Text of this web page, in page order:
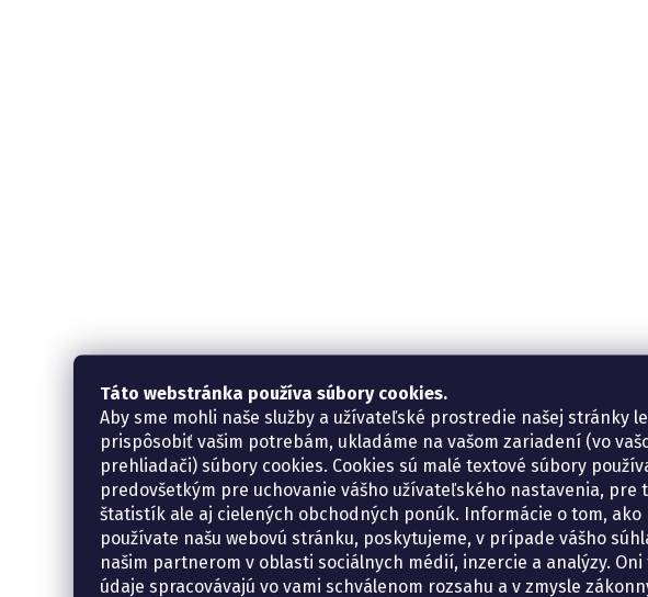
Táto webstránka používa súbory cookies.
Aby sme mohli naše služby a užívateľské prostredie našej stránky
prispôsobiť vašim potrebám, ukladáme na vašom zariadení (vo
prehliadači) súbory cookies. Cookies sú malé textové súbory
predovšetkým pre uchovanie vášho užívateľského nastavenia, pre
štatistík ale aj cielených obchodných ponúk. Informácie o tom, ako
používate našu webovú stránku, poskytujeme, v prípade vášho
našim partnerom v oblasti sociálnych médií, inzercie a analýzy.
údaje spracovávajú vo vami schválenom rozsahu a v zmysle